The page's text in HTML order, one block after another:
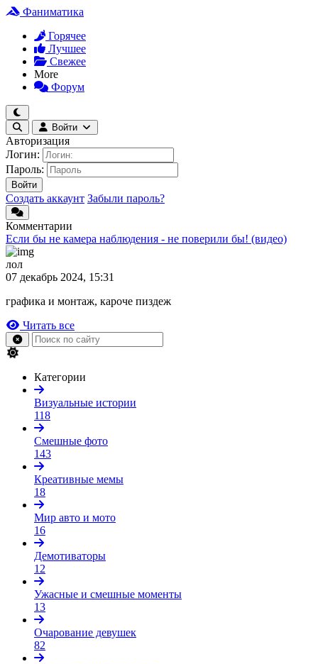
Фаниматика
Горячее
Лучшее
Свежее
More
Форум
Войти
Авторизация
Логин:
Пароль:
Войти
Создать аккаунт Забыли пароль?
Комментарии
Если бы не камера наблюдения - не поверили бы! (видео)
лол
07 декабрь 2024, 15:31
графика и монтаж, кароче пиздеж
Читать все
Категории
Визуальные истории
118
Смешные фото
143
Креативные мемы
18
Мир авто и мото
16
Демотиваторы
12
Ужасные и смешные моменты
13
Очарование девушек
82